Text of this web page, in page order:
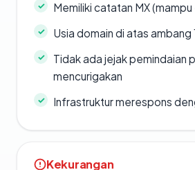
Memiliki catatan MX (mampu
Usia domain di atas ambang
Tidak ada jejak pemindaian
mencurigakan
Infrastruktur merespons
Kekurangan